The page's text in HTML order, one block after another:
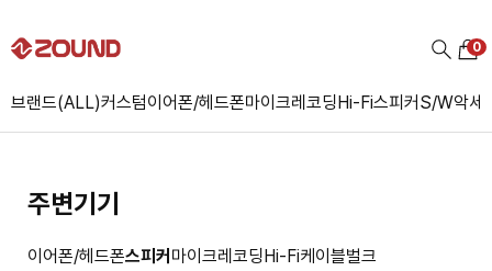
브랜드(ALL)커스텀이어폰/헤드폰마이크레코딩Hi-Fi스피커S/W악세
0
주변기기
이어폰/헤드폰스피커 마이크레코딩Hi-Fi케이블벌크